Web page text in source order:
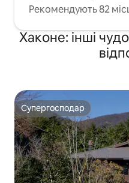
Рекомендують 82
Хаконе: інші
Супергосподар
Супергосподар